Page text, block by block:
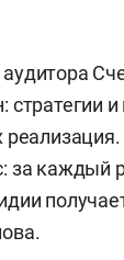
стратегии
за каждый